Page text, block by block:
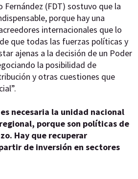
Fernández (FDT) sostuvo que la
porque hay una
internacionales que lo
que todas las fuerzas políticas y
ajenas a la decisión de un Poder
la posibilidad de
y otras cuestiones que
necesaria la unidad nacional
porque son políticas de
Hay que recuperar
de inversión en sectores